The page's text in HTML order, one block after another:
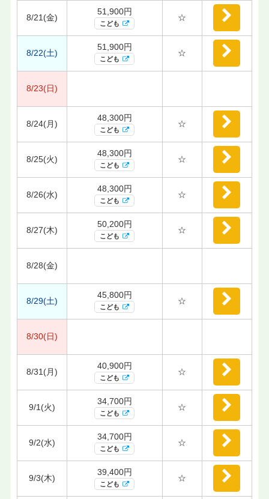
8/21(金)
51,900円
こども
☆
8/22(土)
51,900円
こども
☆
8/23(日)
8/24(月)
48,300円
こども
☆
8/25(火)
48,300円
こども
☆
8/26(水)
48,300円
こども
☆
8/27(木)
50,200円
こども
☆
8/28(金)
8/29(土)
45,800円
こども
☆
8/30(日)
8/31(月)
40,900円
こども
☆
9/1(火)
34,700円
こども
☆
9/2(水)
34,700円
こども
☆
9/3(木)
39,400円
こども
☆